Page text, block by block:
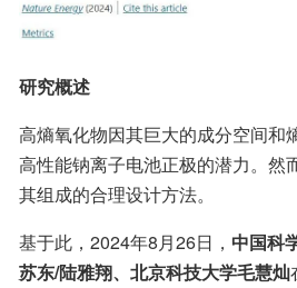
研究概述
高熵氧化物因其巨大的成分空间和
高性能钠离子电池正极的潜力。然
其组成的合理设计方法。
基于此，2024年8月26日， 中国科
苏东/陆雅翔、北京科技大学毛慧灿